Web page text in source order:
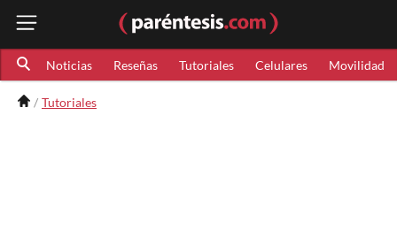
Noticias Reseñas Tutoriales Celulares Movilidad
Tutoriales